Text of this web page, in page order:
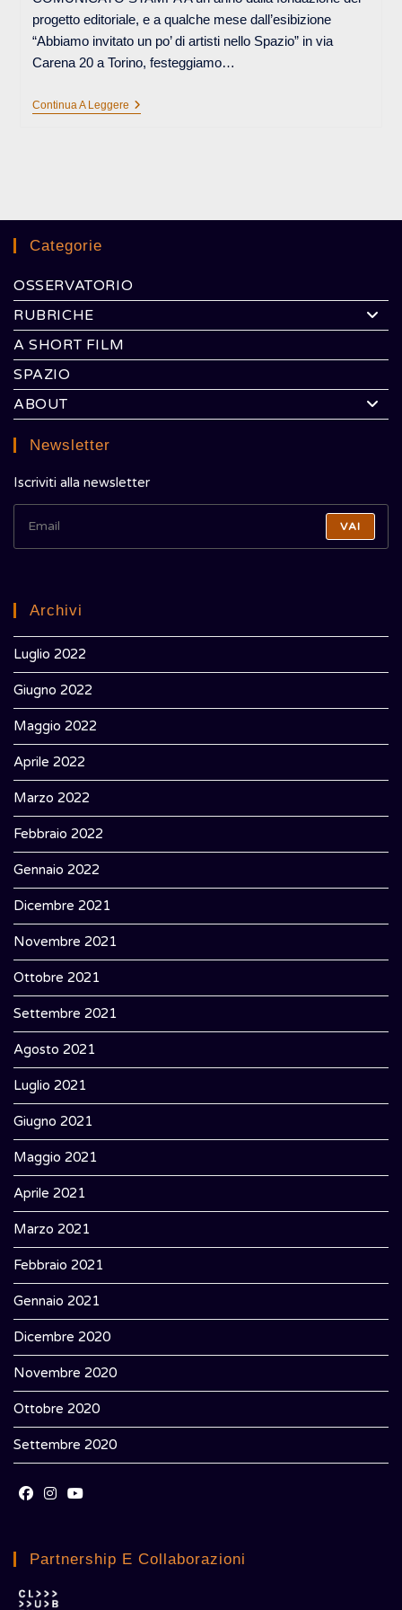
progetto editoriale, e a qualche mese dall’esibizione
“Abbiamo invitato un po’ di artisti nello Spazio” in via
Carena 20 a Torino, festeggiamo…
Continua A LeggereBUON
Categorie
OSSERVATORIO
RUBRICHE
A SHORT FILM
SPAZIO
ABOUT
Newsletter
Iscriviti alla newsletter
VAI
Archivi
Luglio 2022
Giugno 2022
Maggio 2022
Aprile 2022
Marzo 2022
Febbraio 2022
Gennaio 2022
Dicembre 2021
Novembre 2021
Ottobre 2021
Settembre 2021
Agosto 2021
Luglio 2021
Giugno 2021
Maggio 2021
Aprile 2021
Marzo 2021
Febbraio 2021
Gennaio 2021
Dicembre 2020
Novembre 2020
Ottobre 2020
Settembre 2020
tab
a
tab
a
Partnership E Collaborazioni